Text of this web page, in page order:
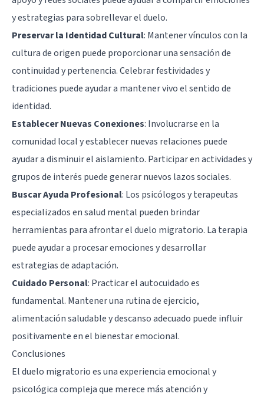
y estrategias para sobrellevar el duelo.
Preservar la Identidad Cultural: Mantener vínculos con la
cultura de origen puede proporcionar una sensación de
continuidad y pertenencia. Celebrar festividades y
tradiciones puede ayudar a mantener vivo el sentido de
identidad.
Establecer Nuevas Conexiones: Involucrarse en la
comunidad local y establecer nuevas relaciones puede
ayudar a disminuir el aislamiento. Participar en actividades y
grupos de interés puede generar nuevos lazos sociales.
Buscar Ayuda Profesional: Los psicólogos y terapeutas
especializados en salud mental pueden brindar
herramientas para afrontar el duelo migratorio. La terapia
puede ayudar a procesar emociones y desarrollar
estrategias de adaptación.
Cuidado Personal: Practicar el autocuidado es
fundamental. Mantener una rutina de ejercicio,
alimentación saludable y descanso adecuado puede influir
positivamente en el bienestar emocional.
Conclusiones
El duelo migratorio es una experiencia emocional y
psicológica compleja que merece más atención y